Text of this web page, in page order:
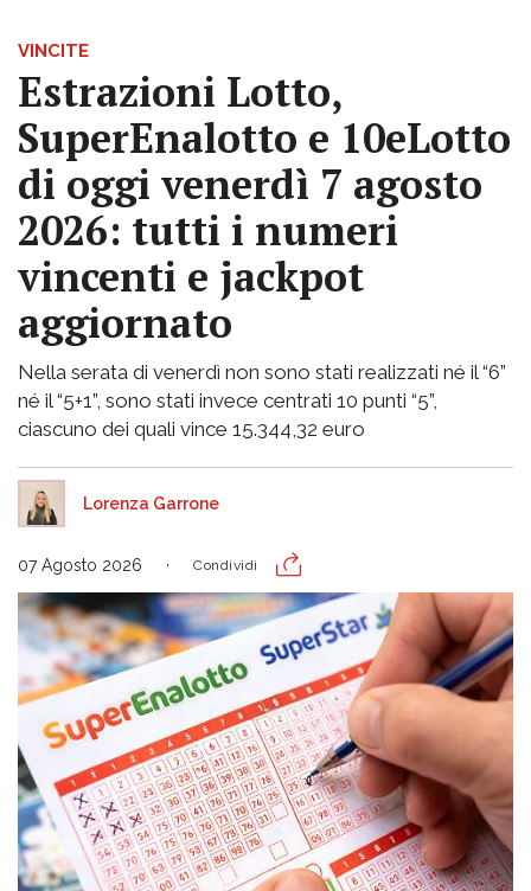
VINCITE
Estrazioni Lotto,
SuperEnalotto e 10eLotto
di oggi venerdì 7 agosto
2026: tutti i numeri
vincenti e jackpot
aggiornato
Nella serata di venerdì non sono stati realizzati né il “6”
né il “5+1”, sono stati invece centrati 10 punti “5”,
ciascuno dei quali vince 15.344,32 euro
Lorenza Garrone
07 Agosto 2026 Condividi